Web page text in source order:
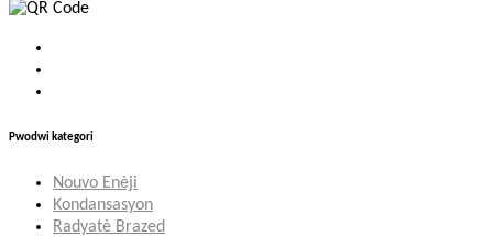
Pwodwi kategori
Nouvo Enèji
Kondansasyon
Radyatè Brazed